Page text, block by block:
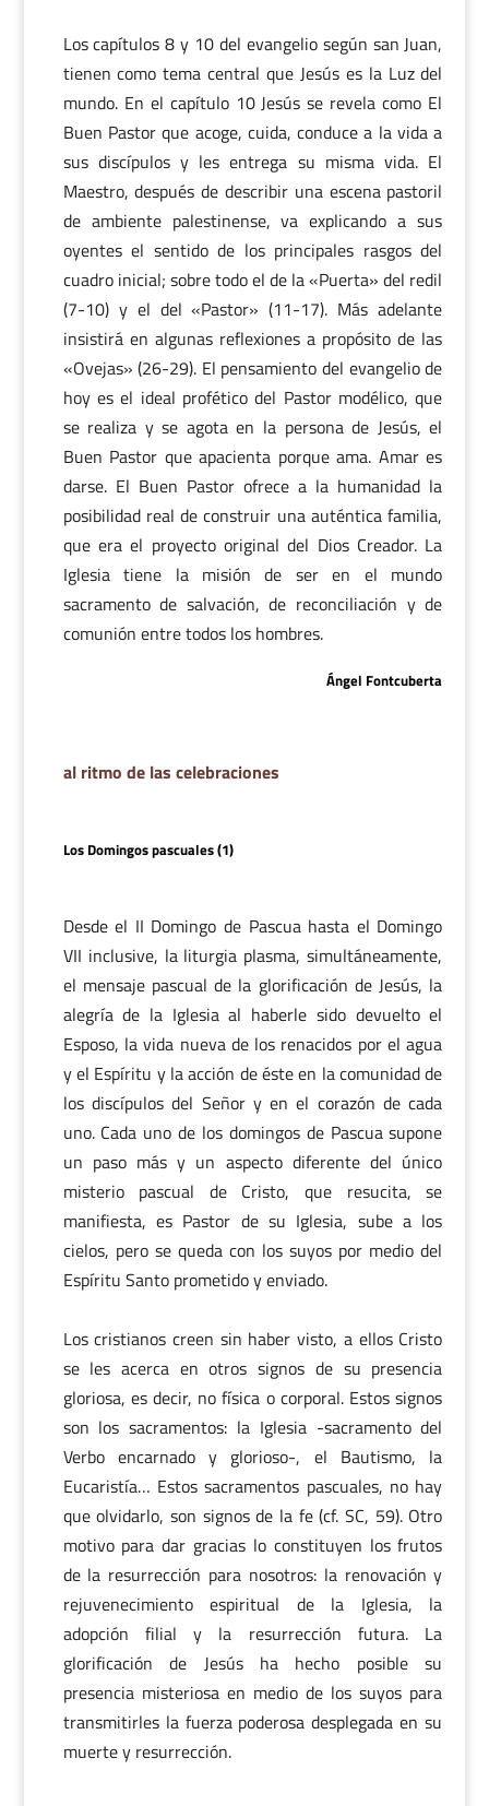
Los capítulos 8 y 10 del evangelio según san Juan,
tienen como tema central que Jesús es la Luz del
mundo. En el capítulo 10 Jesús se revela como El
Buen Pastor que acoge, cuida, conduce a la vida a
sus discípulos y les entrega su misma vida. El
Maestro, después de describir una escena pastoril
de ambiente palestinense, va explicando a sus
oyentes el sentido de los principales rasgos del
cuadro inicial; sobre todo el de la «Puerta» del redil
(7-10) y el del «Pastor» (11-17). Más adelante
insistirá en algunas reflexiones a propósito de las
«Ovejas» (26-29). El pensamiento del evangelio de
hoy es el ideal profético del Pastor modélico, que
se realiza y se agota en la persona de Jesús, el
Buen Pastor que apacienta porque ama. Amar es
darse. El Buen Pastor ofrece a la humanidad la
posibilidad real de construir una auténtica familia,
que era el proyecto original del Dios Creador. La
Iglesia tiene la misión de ser en el mundo
sacramento de salvación, de reconciliación y de
comunión entre todos los hombres.
Ángel Fontcuberta
al ritmo de las celebraciones
Los Domingos pascuales (1)
Desde el II Domingo de Pascua hasta el Domingo
VII inclusive, la liturgia plasma, simultáneamente,
el mensaje pascual de la glorificación de Jesús, la
alegría de la Iglesia al haberle sido devuelto el
Esposo, la vida nueva de los renacidos por el agua
y el Espíritu y la acción de éste en la comunidad de
los discípulos del Señor y en el corazón de cada
uno. Cada uno de los domingos de Pascua supone
un paso más y un aspecto diferente del único
misterio pascual de Cristo, que resucita, se
manifiesta, es Pastor de su Iglesia, sube a los
cielos, pero se queda con los suyos por medio del
Espíritu Santo prometido y enviado.
Los cristianos creen sin haber visto, a ellos Cristo
se les acerca en otros signos de su presencia
gloriosa, es decir, no física o corporal. Estos signos
son los sacramentos: la Iglesia -sacramento del
Verbo encarnado y glorioso-, el Bautismo, la
Eucaristía… Estos sacramentos pascuales, no hay
que olvidarlo, son signos de la fe (cf. SC, 59). Otro
motivo para dar gracias lo constituyen los frutos
de la resurrección para nosotros: la renovación y
rejuvenecimiento espiritual de la Iglesia, la
adopción filial y la resurrección futura. La
glorificación de Jesús ha hecho posible su
presencia misteriosa en medio de los suyos para
transmitirles la fuerza poderosa desplegada en su
muerte y resurrección.